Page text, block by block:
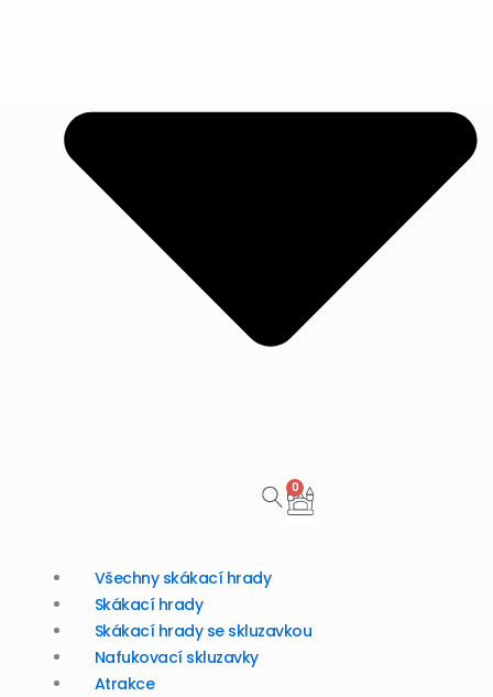
Všechny skákací hrady
Skákací hrady
Skákací hrady se skluzavkou
Nafukovací skluzavky
Atrakce
0
Cart